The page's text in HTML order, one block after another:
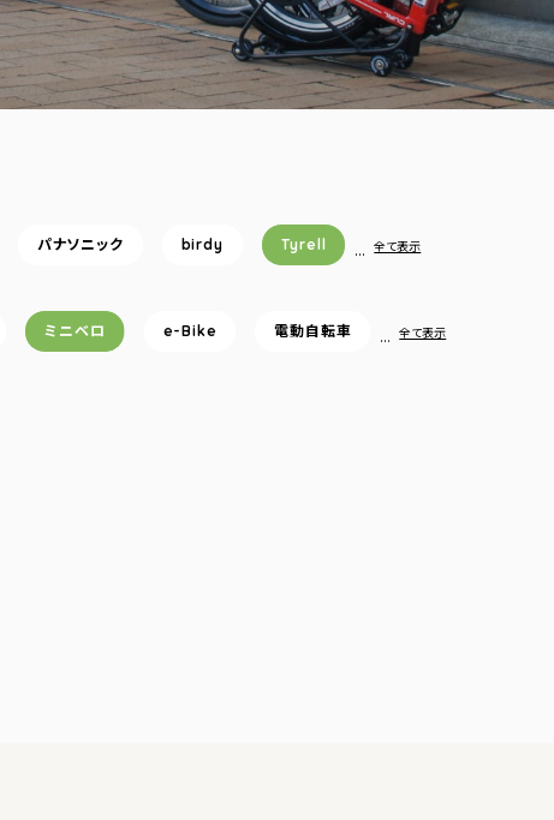
パナソニック birdy Tyrell … 全て表示
ミニベロ e-Bike 電動自転車 … 全て表示